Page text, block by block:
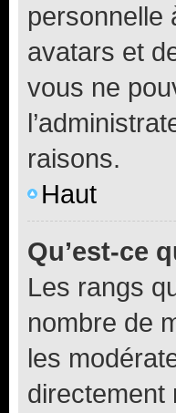
personnelle
avatars et
vous ne
raisons.
Haut
Qu’est-ce
Les rangs
nombre de
les
directement